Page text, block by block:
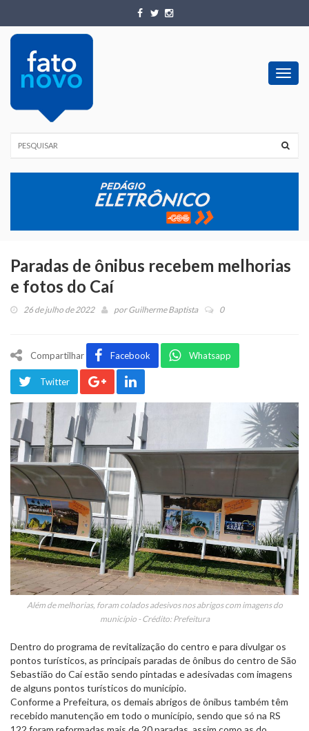
Paradas de ônibus recebem melhorias
e fotos do Caí
26 de julho de 2022 porGuilherme Baptista 0
Compartilhar Facebook Whatsapp
Twitter
Além de melhorias, foram colados adesivos nos abrigos com imagens do
município - Crédito: Prefeitura
Dentro do programa de revitalização do centro e para divulgar os
pontos turísticos, as principais paradas de ônibus do centro de São
Sebastião do Caí estão sendo pintadas e adesivadas com imagens
de alguns pontos turísticos do município.
Conforme a Prefeitura, os demais abrigos de ônibus também têm
recebido manutenção em todo o município, sendo que só na RS